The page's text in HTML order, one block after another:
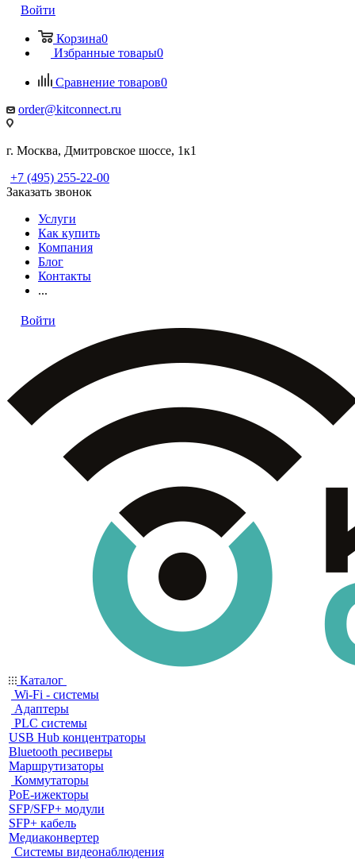
Войти
Корзина0
Избранные товары0
Сравнение товаров0
order@kitconnect.ru
г. Москва, Дмитровское шоссе, 1к1
+7 (495) 255-22-00
Заказать звонок
Услуги
Как купить
Компания
Блог
Контакты
...
Войти
Каталог
Wi-Fi - системы
Адаптеры
PLC системы
USB Hub концентраторы
Bluetooth ресиверы
Маршрутизаторы
Коммутаторы
PoE-ижекторы
SFP/SFP+ модули
SFP+ кабель
Медиаконвертер
Системы видеонаблюдения